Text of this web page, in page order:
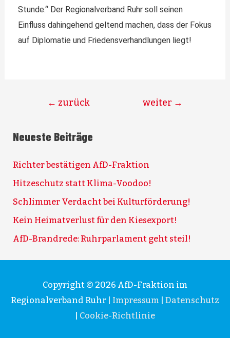
Stunde.“ Der Regionalverband Ruhr soll seinen
Einfluss dahingehend geltend machen, dass der Fokus
auf Diplomatie und Friedensverhandlungen liegt!
← zurück weiter →
Neueste Beiträge
Richter bestätigen AfD-Fraktion
Hitzeschutz statt Klima-Voodoo!
Schlimmer Verdacht bei Kulturförderung!
Kein Heimatverlust für den Kiesexport!
AfD-Brandrede: Ruhrparlament geht steil!
Copyright © 2026 AfD-Fraktion im
Regionalverband Ruhr
Impressum
Datenschutz
Cookie-Richtlinie